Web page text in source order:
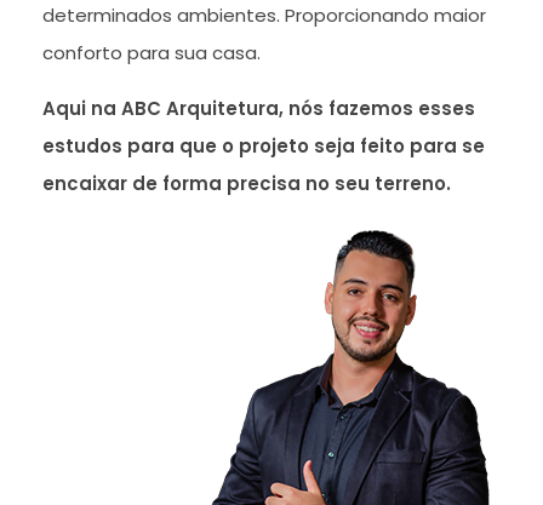
determinados ambientes. Proporcionando maior
conforto para sua casa.
Aqui na ABC Arquitetura, nós fazemos esses
estudos para que o projeto seja feito para se
encaixar de forma precisa no seu terreno.